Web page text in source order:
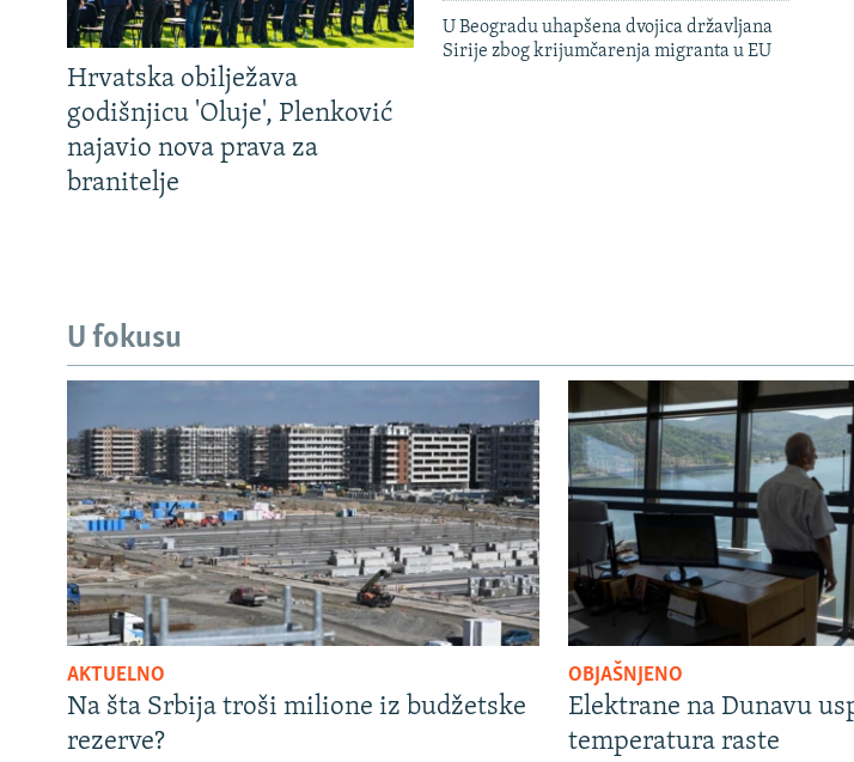
Hrvatska obilježava
godišnjicu 'Oluje', Plenković
najavio nova prava za
branitelje
U Beogradu uhapšena dvojica državljana
Sirije zbog krijumčarenja migranta u EU
U fokusu
AKTUELNO
Na šta Srbija troši milione iz budžetske
rezerve?
OBJAŠNJENO
Elektrane na Dunavu
temperatura raste